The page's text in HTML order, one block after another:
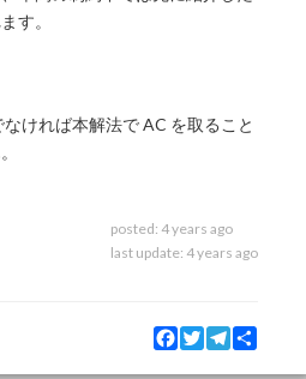
\cdot 2 ^
\sigma +
す。
ければ本解法で AC を取ること
posted: 4 years ago
last update: 4 years ago
Facebook
TwitterTelegram